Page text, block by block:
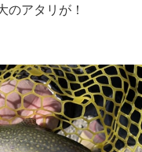
のアタリが！